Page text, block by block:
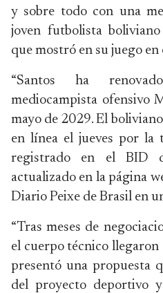
y sobre todo con una
joven futbolista
que mostró en su juego
“Santos ha
mediocampista ofensivo
mayo de 2029. El
en línea el jueves por la
registrado en el BID
actualizado en la página
Diario Peixe de Brasil en
“Tras meses de
el cuerpo técnico
presentó una propuesta
del proyecto deportivo